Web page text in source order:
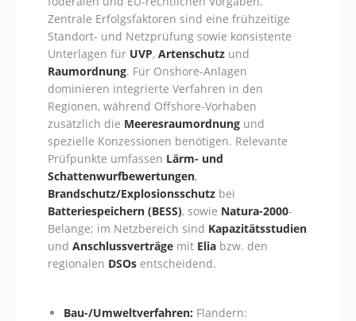
Zentrale Erfolgsfaktoren sind eine frühzeitige
Standort- und Netzprüfung sowie konsistente
Unterlagen für UVP, Artenschutz und
Raumordnung. Für Onshore-Anlagen
dominieren integrierte Verfahren in den
Regionen, während Offshore-Vorhaben
zusätzlich die Meeresraumordnung und
spezielle Konzessionen benötigen. Relevante
Prüfpunkte umfassen Lärm- und
Schattenwurfbewertungen,
Brandschutz/Explosionsschutz bei
Batteriespeichern (BESS), sowie Natura-2000-
Belange; im Netzbereich sind Kapazitätsstudien
und Anschlussverträge mit Elia bzw. den
regionalen DSOs entscheidend.
Bau-/Umweltverfahren: Flandern: